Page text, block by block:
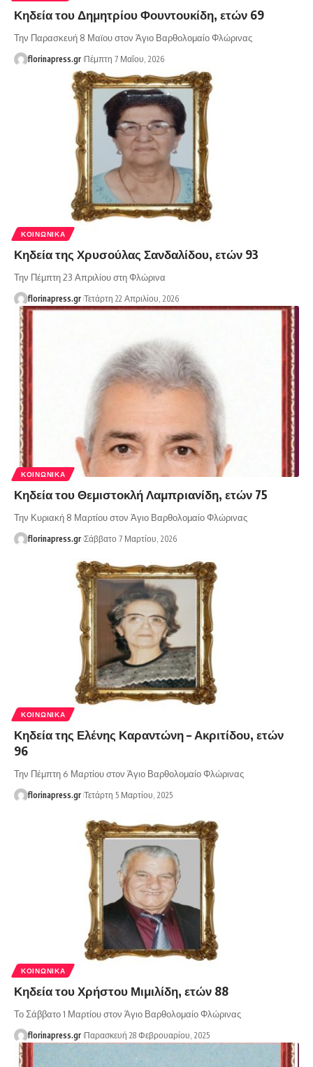
Κηδεία του Δημητρίου Φουντουκίδη, ετών 69
Την Παρασκευή 8 Μαϊου στον Άγιο Βαρθολομαίο Φλώρινας
florinapress.gr Πέμπτη 7 Μαΐου, 2026
ΚΟΙΝΩΝΙΚΆ
Κηδεία της Χρυσούλας Σανδαλίδου, ετών 93
Την Πέμπτη 23 Απριλίου στη Φλώρινα
florinapress.gr Τετάρτη 22 Απριλίου, 2026
ΚΟΙΝΩΝΙΚΆ
Κηδεία του Θεμιστοκλή Λαμπριανίδη, ετών 75
Την Κυριακή 8 Μαρτίου στον Άγιο Βαρθολομαίο Φλώρινας
florinapress.gr Σάββατο 7 Μαρτίου, 2026
ΚΟΙΝΩΝΙΚΆ
Κηδεία της Ελένης Καραντώνη – Ακριτίδου, ετών
96
Την Πέμπτη 6 Μαρτίου στον Άγιο Βαρθολομαίο Φλώρινας
florinapress.gr Τετάρτη 5 Μαρτίου, 2025
ΚΟΙΝΩΝΙΚΆ
Κηδεία του Χρήστου Μιμιλίδη, ετών 88
Το Σάββατο 1 Μαρτίου στον Άγιο Βαρθολομαίο Φλώρινας
florinapress.gr Παρασκευή 28 Φεβρουαρίου, 2025